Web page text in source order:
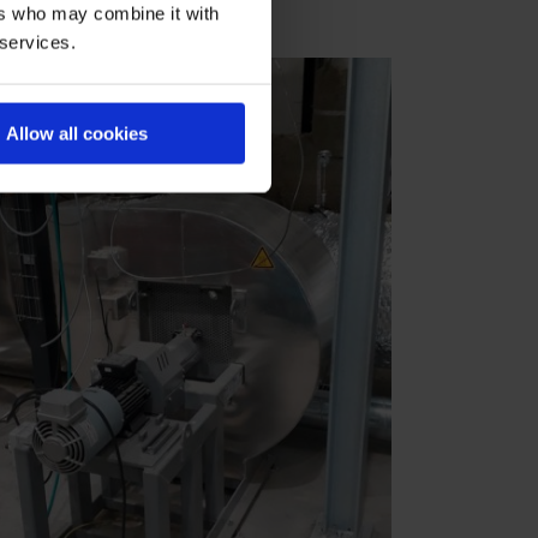
who may combine it with
Allow all cookies
eksplosive atmosfærer